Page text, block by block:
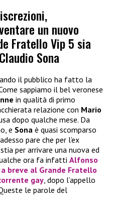
un nuovo
Fratello Vip 5 sia
Sona
il pubblico ha fatto la
sappiamo il bel veronese
in qualità di primo
relazione con Mario
dopo qualche mese. Da
e Sona è quasi scomparso
pare che per l’ex
per arrivare una nuova ed
ora fa infatti Alfonso
breve al Grande Fratello
gay, dopo l’appello
le parole del